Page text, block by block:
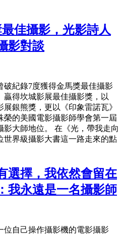
佳攝影，光影詩人
影對談
破紀錄7度獲得金馬獎最佳攝影
贏得坎城影展最佳攝影獎，以
展銀熊獎，更以《印象雷諾瓦》
榮的美國電影攝影師學會第一屆
影大師地位。 在《光，帶我走向
世界級攝影大書這一路走來的點
選擇，我依然會留在
我永遠是一名攝影師
位自己操作攝影機的電影攝影